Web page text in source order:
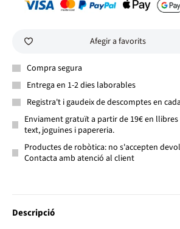
Afegir a favorits
Compra segura
Entrega en 1-2 dies laborables
Registra't i gaudeix de descomptes en
Enviament gratuït a partir de 19€ en
text, joguines i papereria.
Productes de robòtica: no s'accepten
Contacta amb atenció al client
Descripció